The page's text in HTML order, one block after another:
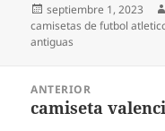
Publicado
el
septiembre 1, 2023
camisetas de futbol
antiguas
entradas
ANTERIOR
Entrada
camiseta